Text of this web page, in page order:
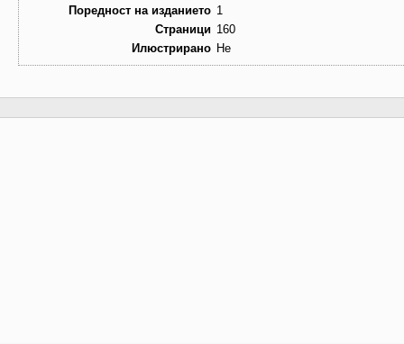
Поредност на изданието 1
Страници 160
Илюстрирано Не